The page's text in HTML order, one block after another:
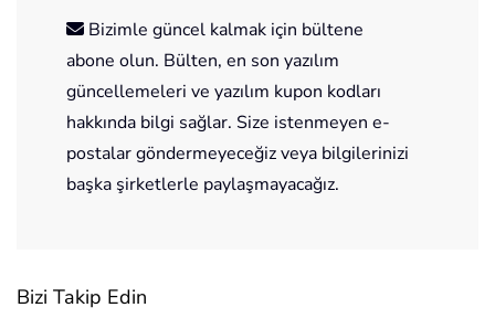
Bizimle güncel kalmak için bültene
abone olun. Bülten, en son yazılım
güncellemeleri ve yazılım kupon kodları
hakkında bilgi sağlar. Size istenmeyen e-
postalar göndermeyeceğiz veya bilgilerinizi
başka şirketlerle paylaşmayacağız.
Bizi Takip Edin